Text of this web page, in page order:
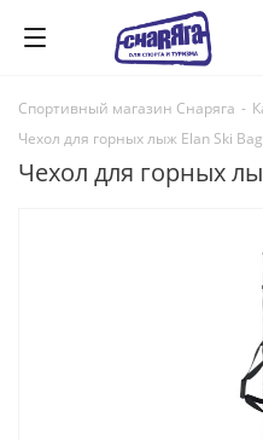
Спортивный магазин Снаряга -
Чехол для горных лыж Elan Ski Bag
Чехол для горных